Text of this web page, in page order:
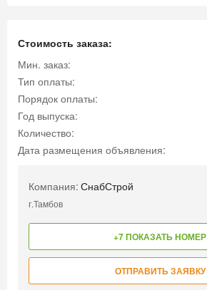
Стоимость заказа:
Мин. заказ:
Тип оплаты:
Порядок оплаты:
Год выпуска:
Количество:
Дата размещения объявления:
Компания: СнабСтрой
г.Тамбов
+7 ПОКАЗАТЬ НОМЕР
ОТПРАВИТЬ ЗАЯВКУ